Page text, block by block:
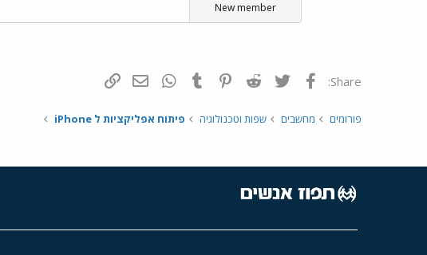
New member
Share: פייסבוק Twitter
Reddit
Pinterest
Tumblr
WhatsAppדואר אלקטרוני
פורומים מחשבים שפות וטכנולוגיה פיתוח אפליקציות ל iPhone